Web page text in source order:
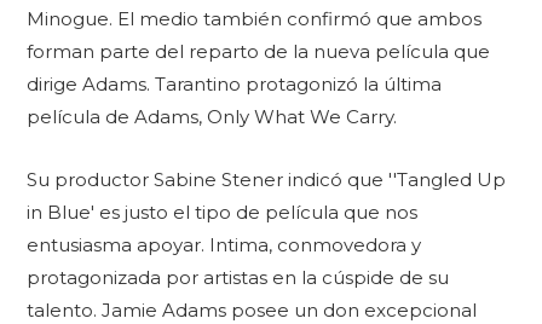
Minogue. El medio también confirmó que ambos
forman parte del reparto de la nueva película que
dirige Adams. Tarantino protagonizó la última
película de Adams, Only What We Carry.
Su productor Sabine Stener indicó que ''Tangled Up
in Blue' es justo el tipo de película que nos
entusiasma apoyar. Intima, conmovedora y
protagonizada por artistas en la cúspide de su
talento. Jamie Adams posee un don excepcional